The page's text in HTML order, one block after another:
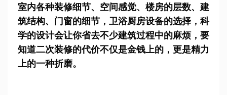
室内各种装修细节、空间感觉、楼房的层数、建
筑结构、门窗的细节，卫浴厨房设备的选择，科
学的设计会让你省去不少建筑过程中的麻烦，要
知道二次装修的代价不仅是金钱上的，更是精力
上的一种折磨。